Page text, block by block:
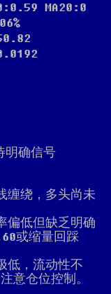
MA20:0
确信号
缠绕，多头尚未
偏低但缺乏明确
或缩量回踩
低，流动性不
意仓位控制。